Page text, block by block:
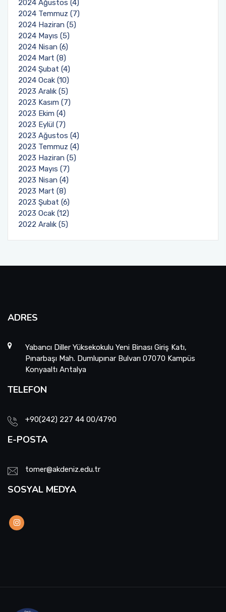
2024 Ağustos (4)
2024 Temmuz (7)
2024 Haziran (5)
2024 Mayıs (5)
2024 Nisan (6)
2024 Mart (8)
2024 Şubat (4)
2024 Ocak (10)
2023 Aralık (5)
2023 Kasım (7)
2023 Ekim (4)
2023 Eylül (7)
2023 Ağustos (4)
2023 Temmuz (4)
2023 Haziran (5)
2023 Mayıs (7)
2023 Nisan (4)
2023 Mart (8)
2023 Şubat (6)
2023 Ocak (12)
2022 Aralık (5)
ADRES
Yabancı Diller Yüksekokulu Yeni Binası Giriş Katı,
Pınarbaşı Mah. Dumlupınar Bulvarı 07070 Kampüs
Konyaaltı Antalya
TELEFON
+90(242) 227 44 00/4790
E-POSTA
tomer@akdeniz.edu.tr
SOSYAL MEDYA